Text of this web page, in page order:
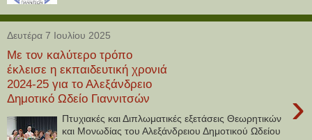
Δευτέρα 7 Ιουλίου 2025
Με τον καλύτερο τρόπο
έκλεισε η εκπαιδευτική χρονιά
2024-25 για το Αλεξάνδρειο
Δημοτικό Ωδείο Γιαννιτσών
›
Πτυχιακές και Διπλωματικές εξετάσεις Θεωρητικών
και Μονωδίας του Αλεξάνδρειου Δημοτικού Ωδείου